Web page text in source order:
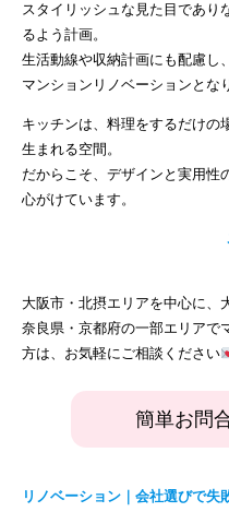
スタイリッシュな見た目であり
るよう計画。
生活動線や収納計画にも配慮し
マンションリノベーションとな
キッチンは、料理をするだけの
生まれる空間。
だからこそ、デザインと実用性
心がけています。
大阪市・北摂エリアを中心に、
奈良県・京都府の一部エリアで
方は、お気軽にご相談ください
簡単お問
リノベーション｜会社選びで失